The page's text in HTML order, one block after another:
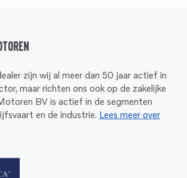
zijn wij al meer dan 50 jaar actief in
maar richten ons ook op de zakelijke
BV is actief in de segmenten
en de industrie. Lees meer over